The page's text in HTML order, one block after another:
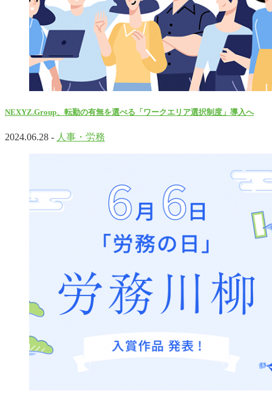
NEXYZ.Group、転勤の有無を選べる「ワークエリア選択制度」導入へ
2024.06.28 - 人事・労務